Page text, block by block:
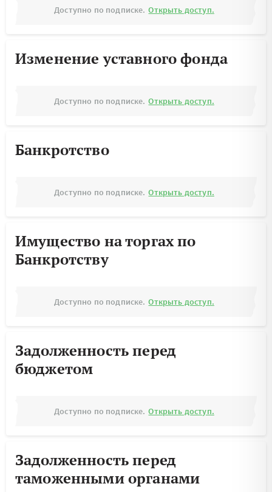
Доступно по подписке. Открыть доступ.
Изменение уставного фонда
Доступно по подписке. Открыть доступ.
Банкротство
Доступно по подписке. Открыть доступ.
Имущество на торгах по
Банкротству
Доступно по подписке. Открыть доступ.
Задолженность перед
бюджетом
Доступно по подписке. Открыть доступ.
Задолженность перед
таможенными органами